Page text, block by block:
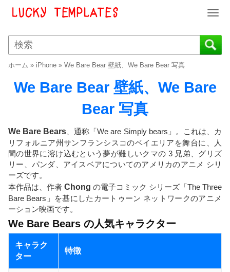
T
g
g
a
n
ホーム » iPhone » We Bare Bear 壁紙、We Bare Bear 写真
We Bare Bear 壁紙、We Bare
Bear 写真
We Bare Bears 、通称「We are Simply bears」。これは、カ
リフォルニア州サンフランシスコのベイエリアを舞台に、人
間の世界に溶け込むという夢が難しいクマの 3 兄弟、グリズ
リー、パンダ、アイスベアについてのアメリカのアニメ シリ
ーズです。
本作品は、作者 Chong の電子コミック シリーズ「The Three
Bare Bears」を基にしたカートゥーン ネットワークのアニメ
ーション映画です。
We Bare Bears の人気キャラクター
キャラク
ター
特徴